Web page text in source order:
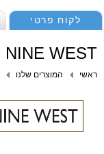
לקוח פרטי
NINE WEST
ראשי המוצרים שלנו